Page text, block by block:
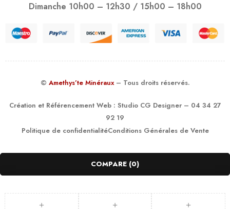
Dimanche 10h00 – 12h30 / 15h00 – 18h00
© Amethys’te Minéraux – Tous droits réservés.
Création et Référencement Web : Studio CG Designer– 04 34 27
92 19
Politique de confidentialitéConditions Générales de Vente
COMPARE (0)